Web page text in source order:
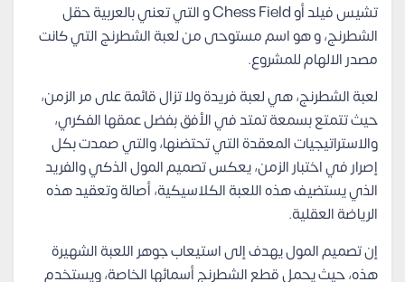
تشيس فيلد أو Chess Field و التي تعني بالعربية حقل
الشطرنج، و هو اسم مستوحى من لعبة الشطرنج التي كانت
مصدر الالهام للمشروع.
لعبة الشطرنج، هي لعبة فريدة ولا تزال قائمة على مر الزمن،
حيث تتمتع بسمعة تمتد في الأفق بفضل عمقها الفكري،
والاستراتيجيات المعقدة التي تحتضنها، والتي صمدت بكل
إصرار في اختبار الزمن، يعكس تصميم المول الذكي والفريد
الذي يستضيف هذه اللعبة الكلاسيكية، أصالة وتعقيد هذه
الرياضة العقلية.
إن تصميم المول يهدف إلى استيعاب جوهر اللعبة الشهيرة
هذه، حيث يحمل قطع الشطرنج أسمائها الخاصة، ويستخدم